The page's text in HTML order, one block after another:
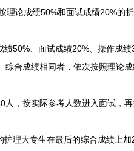
理论成绩50%和面试成绩20%的
、面试成绩20%、操作成绩
合成绩相同者，依次按照理论
按实际参考人数进入面试，再
大专生在最后的综合成绩上加